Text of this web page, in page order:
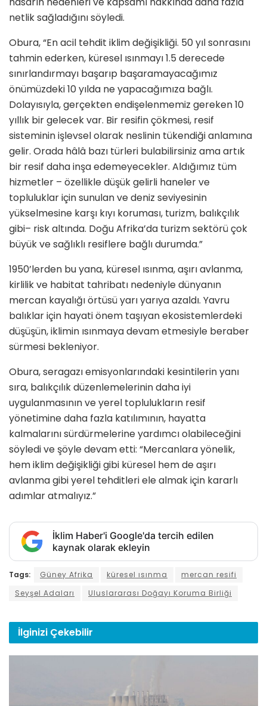
netlik sağladığını söyledi.
Obura, “En acil tehdit iklim değişikliği. 50 yıl sonrasını
tahmin ederken, küresel ısınmayı 1.5 derecede
sınırlandırmayı başarıp başaramayacağımız
önümüzdeki 10 yılda ne yapacağımıza bağlı.
Dolayısıyla, gerçekten endişelenmemiz gereken 10
yıllık bir gelecek var. Bir resifin çökmesi, resif
sisteminin işlevsel olarak neslinin tükendiği anlamına
gelir. Orada hâlâ bazı türleri bulabilirsiniz ama artık
bir resif daha inşa edemeyecekler. Aldığımız tüm
hizmetler – özellikle düşük gelirli haneler ve
topluluklar için sunulan ve deniz seviyesinin
yükselmesine karşı kıyı koruması, turizm, balıkçılık
gibi– risk altında. Doğu Afrika’da turizm sektörü çok
büyük ve sağlıklı resiflere bağlı durumda.”
1950’lerden bu yana, küresel ısınma, aşırı avlanma,
kirlilik ve habitat tahribatı nedeniyle dünyanın
mercan kayalığı örtüsü yarı yarıya azaldı. Yavru
balıklar için hayati önem taşıyan ekosistemlerdeki
düşüşün, iklimin ısınmaya devam etmesiyle beraber
sürmesi bekleniyor.
Obura, seragazı emisyonlarındaki kesintilerin yanı
sıra, balıkçılık düzenlemelerinin daha iyi
uygulanmasının ve yerel toplulukların resif
yönetimine daha fazla katılımının, hayatta
kalmalarını sürdürmelerine yardımcı olabileceğini
söyledi ve şöyle devam etti: “Mercanlara yönelik,
hem iklim değişikliği gibi küresel hem de aşırı
avlanma gibi yerel tehditleri ele almak için kararlı
adımlar atmalıyız.”
İklim Haber'i Google'da tercih edilen
kaynak olarak ekleyin
Tags: Güney Afrika küresel ısınma
mercan resifi
Seyşel Adaları
Uluslararası Doğayı Koruma Birliği
İlginizi Çekebilir